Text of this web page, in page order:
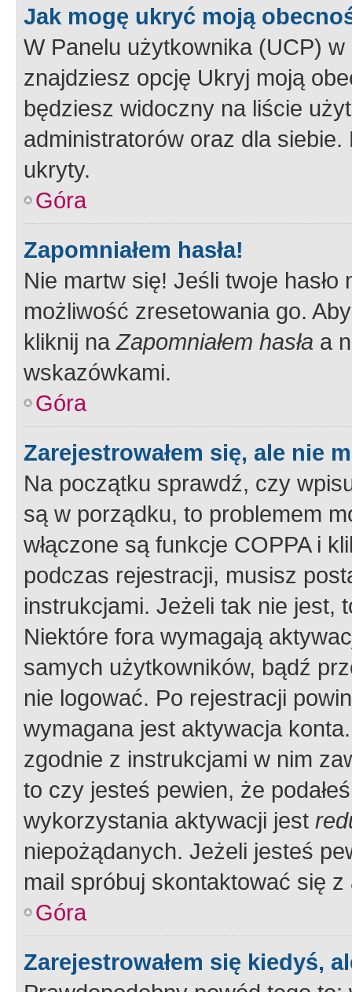
Jak mogę ukryć moją
W Panelu użytkownika (UCP) w
znajdziesz opcję Ukryj moją
będziesz widoczny na liście
administratorów oraz dla
ukryty.
Góra
Zapomniałem hasła!
Nie martw się! Jeśli twoje
możliwość zresetowania go.
kliknij naZapomniałem hasła a
wskazówkami.
Góra
Zarejestrowałem się, ale nie
Na początku sprawdź, czy
są w porządku, to problemem
włączone są funkcje COPPA i
podczas rejestracji, musisz
instrukcjami. Jeżeli tak nie jest,
Niektóre fora wymagają
samych użytkowników, bądź
nie logować. Po rejestracji
wymagana jest aktywacja
zgodnie z instrukcjami w nim
to czy jesteś pewien, że
wykorzystania aktywacji jest
niepożądanych. Jeżeli jesteś
mail spróbuj skontaktować się
Góra
Zarejestrowałem się kiedyś,